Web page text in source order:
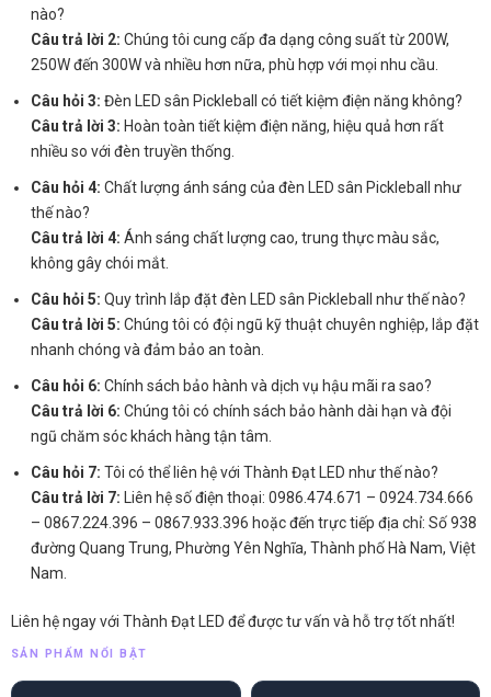
nào?
Câu trả lời 2: Chúng tôi cung cấp đa dạng công suất từ 200W,
250W đến 300W và nhiều hơn nữa, phù hợp với mọi nhu cầu.
Câu hỏi 3: Đèn LED sân Pickleball có tiết kiệm điện năng không?
Câu trả lời 3: Hoàn toàn tiết kiệm điện năng, hiệu quả hơn rất
nhiều so với đèn truyền thống.
Câu hỏi 4: Chất lượng ánh sáng của đèn LED sân Pickleball như
thế nào?
Câu trả lời 4: Ánh sáng chất lượng cao, trung thực màu sắc,
không gây chói mắt.
Câu hỏi 5: Quy trình lắp đặt đèn LED sân Pickleball như thế nào?
Câu trả lời 5: Chúng tôi có đội ngũ kỹ thuật chuyên nghiệp, lắp đặt
nhanh chóng và đảm bảo an toàn.
Câu hỏi 6: Chính sách bảo hành và dịch vụ hậu mãi ra sao?
Câu trả lời 6: Chúng tôi có chính sách bảo hành dài hạn và đội
ngũ chăm sóc khách hàng tận tâm.
Câu hỏi 7: Tôi có thể liên hệ với Thành Đạt LED như thế nào?
Câu trả lời 7: Liên hệ số điện thoại: 0986.474.671 – 0924.734.666
– 0867.224.396 – 0867.933.396 hoặc đến trực tiếp địa chỉ: Số 938
đường Quang Trung, Phường Yên Nghĩa, Thành phố Hà Nam, Việt
Nam.
Liên hệ ngay với Thành Đạt LED để được tư vấn và hỗ trợ tốt nhất!
SẢN PHẨM NỔI BẬT